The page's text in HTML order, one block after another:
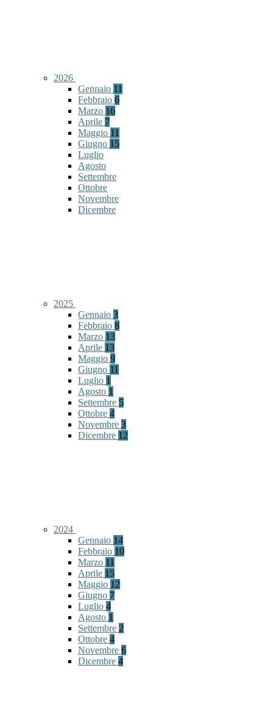
2026
Gennaio 11
Febbraio 6
Marzo 16
Aprile 7
Maggio 11
Giugno 15
Luglio
Agosto
Settembre
Ottobre
Novembre
Dicembre
2025
Gennaio 3
Febbraio 8
Marzo 13
Aprile 13
Maggio 9
Giugno 11
Luglio 1
Agosto 1
Settembre 5
Ottobre 4
Novembre 3
Dicembre 12
2024
Gennaio 14
Febbraio 10
Marzo 11
Aprile 15
Maggio 12
Giugno 7
Luglio 4
Agosto 1
Settembre 2
Ottobre 4
Novembre 6
Dicembre 4